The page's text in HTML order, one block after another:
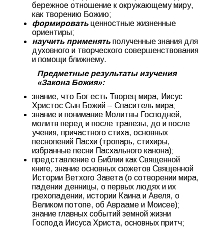
бережное отношение к окружающему миру,
как творению Божию;
формировать ценностные жизненные
ориентиры;
научить применять полученные знания для
духовного и творческого совершенствования
и помощи ближнему.
Предметные результаты изучения
«Закона Божия»:
знание, что Бог есть Творец мира, Иисус
Христос Сын Божий – Спаситель мира;
знание и понимание Молитвы Господней,
молитв перед и после трапезы, до и после
учения, причастного стиха, основных
песнопений Пасхи (тропарь, стихиры,
избранные песни Пасхального канона);
представление о Библии как Священной
книге, знание основных сюжетов Священной
Истории Ветхого Завета (о сотворении мира,
падении денницы, о первых людях и их
грехопадении, истории Каина и Авеля, о
Великом потопе, об Аврааме и Моисее);
знание главных событий земной жизни
Господа Иисуса Христа, основных притч;